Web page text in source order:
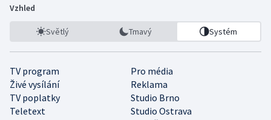
Vzhled
Světlý Tmavý Systém
TV program
Pro média
Živé vysílání
Reklama
TV poplatky
Studio Brno
Teletext
Studio Ostrava